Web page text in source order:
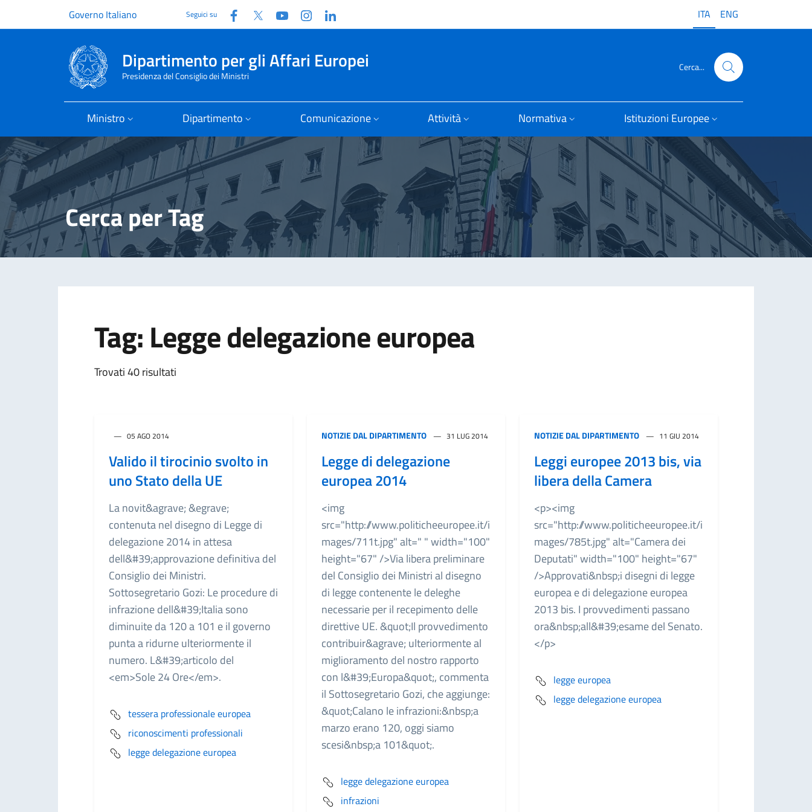
Governo Italiano Seguici su Facebook
Twitter YouTubeInstagram ITA ENG
Dipartimento per gli Affari Europei
Presidenza del Consiglio dei Ministri
Cerca...
Ministro Dipartimento Comunicazione Attività Normativa Istituzioni Europee
Cerca per Tag
Tag: Legge delegazione europea
Trovati 40 risultati
05 AGO 2014
Valido il tirocinio svolto in
uno Stato della UE
La novit&agrave; &egrave;
contenuta nel disegno di Legge di
delegazione 2014 in attesa
dell&#39;approvazione definitiva del
Consiglio dei Ministri.
Sottosegretario Gozi: Le procedure di
infrazione dell&#39;Italia sono
diminuite da 120 a 101 e il governo
punta a ridurne ulteriormente il
numero. L&#39;articolo del
<em>Sole 24 Ore</em>.
tessera professionale europea
riconoscimenti professionali
legge delegazione europea
NOTIZIE DAL DIPARTIMENTO 31 LUG 2014
Legge di delegazione
europea 2014
<img
src="http://www.politicheeuropee.it/i
mages/711t.jpg" alt=" " width="100"
height="67" />Via libera preliminare
del Consiglio dei Ministri al disegno
di legge contenente le deleghe
necessarie per il recepimento delle
direttive UE. &quot;Il provvedimento
contribuir&agrave; ulteriormente al
miglioramento del nostro rapporto
con l&#39;Europa&quot;, commenta
il Sottosegretario Gozi, che aggiunge:
&quot;Calano le infrazioni:&nbsp;a
marzo erano 120, oggi siamo
scesi&nbsp;a 101&quot;.
legge delegazione europea
infrazioni
NOTIZIE DAL DIPARTIMENTO 11 GIU 2014
Leggi europee 2013 bis, via
libera della Camera
<p><img
src="http://www.politicheeuropee.it/i
mages/785t.jpg" alt="Camera dei
Deputati" width="100" height="67"
/>Approvati&nbsp;i disegni di legge
europea e di delegazione europea
2013 bis. I provvedimenti passano
ora&nbsp;all&#39;esame del Senato.
</p>
legge europea
legge delegazione europea